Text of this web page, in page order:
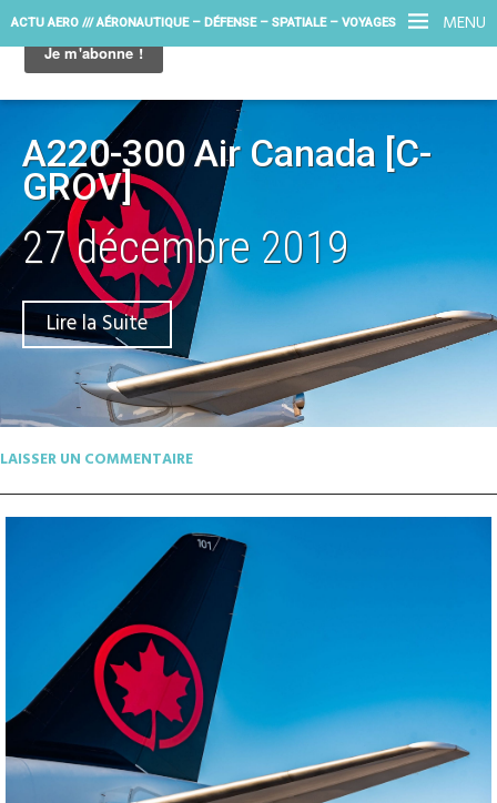
MENU
ACTU AERO /// AÉRONAUTIQUE – DÉFENSE – SPATIALE – VOYAGES
A220-300 Air Canada [C-
GROV]
27 décembre 2019
Lire la Suite
LAISSER UN COMMENTAIRE